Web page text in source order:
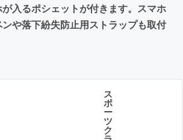
入るポシェットが付きます。スマホ
や落下紛失防止用ストラップも取付
ス
ポ
ー
ツ
ク